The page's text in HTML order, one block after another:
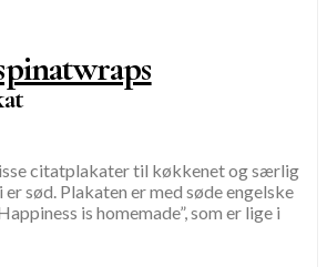
citatplakater til køkkenet og særlig
er sød. Plakaten er med søde engelske
is homemade”, som er lige i